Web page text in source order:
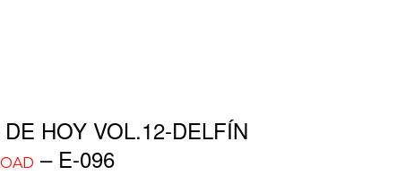
HOY VOL.12-DELFÍN
– E-096